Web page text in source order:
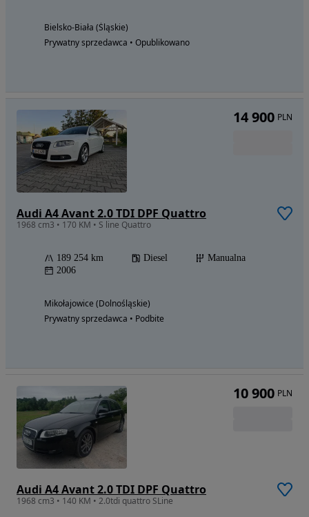
Bielsko-Biała (Śląskie)
Prywatny sprzedawca • Opublikowano
Audi A4 Avant 2.0 TDI DPF Quattro
1968 cm3 • 170 KM • S line Quattro
189 254 km Diesel
Manualna
2006
Mikołajowice (Dolnośląskie)
Prywatny sprzedawca • Podbite
14 900 PLN
Audi A4 Avant 2.0 TDI DPF Quattro
1968 cm3 • 140 KM • 2.0tdi quattro SLine
10 900 PLN